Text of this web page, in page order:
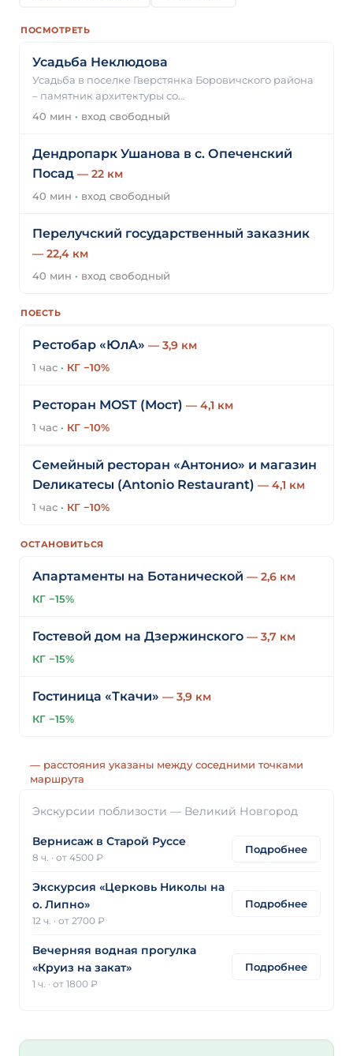
ПОСМОТРЕТЬ
Усадьба Неклюдова
Усадьба в поселке Гверстянка Боровичского района
– памятник архитектуры со…
40 мин · вход свободный
Дендропарк Ушанова в c. Опеченский
Посад — 22 км
40 мин · вход свободный
Перелучский государственный заказник
— 22,4 км
40 мин · вход свободный
ПОЕСТЬ
Рестобар «ЮлА» — 3,9 км
1 час · КГ −10%
Ресторан MOST (Мост) — 4,1 км
1 час · КГ −10%
Семейный ресторан «Антонио» и магазин
Dеликатесы (Antonio Restaurant) — 4,1 км
1 час · КГ −10%
ОСТАНОВИТЬСЯ
Апартаменты на Ботанической — 2,6 км
КГ −15%
Гостевой дом на Дзержинского — 3,7 км
КГ −15%
Гостиница «Ткачи» — 3,9 км
КГ −15%
— расстояния указаны между соседними точками
маршрута
Экскурсии поблизости — Великий Новгород
Вернисаж в Старой Руссе
8 ч. · от 4500 ₽
Подробнее
Экскурсия «Церковь Николы на
о. Липно»
12 ч. · от 2700 ₽
Подробнее
Вечерняя водная прогулка
«Круиз на закат»
1 ч. · от 1800 ₽
Подробнее